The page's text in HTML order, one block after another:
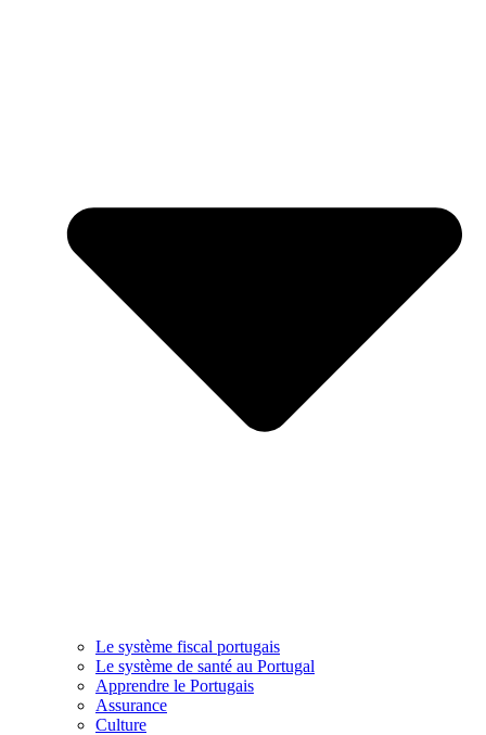
Le système fiscal portugais
Le système de santé au Portugal
Apprendre le Portugais
Assurance
Culture